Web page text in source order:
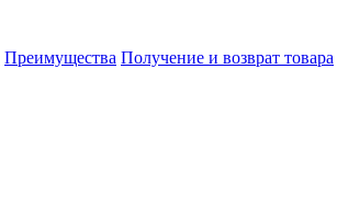
Преимущества Получение и возврат товара